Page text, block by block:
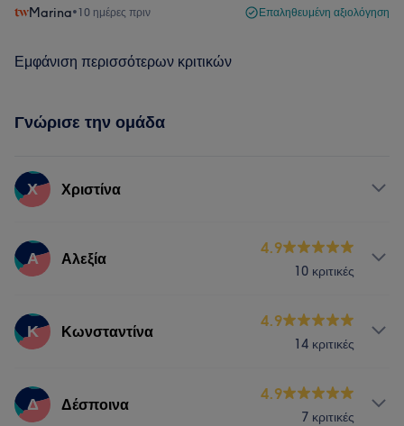
Marina•10 ημέρες πριν Επαληθευμένη αξιολόγηση
Εμφάνιση περισσότερων κριτικών
Γνώρισε την ομάδα
Χ Χριστίνα
Υπηρεσίες
Α Αλεξία
4.9
10 κριτικές
Υπηρεσίες
Κ Κωνσταντίνα
4.9
14 κριτικές
Υπηρεσίες
Δ Δέσποινα
4.9
7 κριτικές